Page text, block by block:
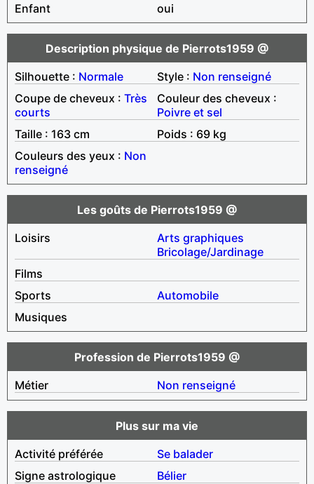
Enfant
oui
Description physique de Pierrots1959 @
Silhouette : Normale Style : Non renseigné
Coupe de cheveux : Très
courts
Couleur des cheveux :
Poivre et sel
Taille : 163 cm
Poids : 69 kg
Couleurs des yeux : Non
renseigné
Les goûts de Pierrots1959 @
Loisirs
Arts graphiques
Bricolage/Jardinage
Films
Sports
Automobile
Musiques
Profession de Pierrots1959 @
Métier
Non renseigné
Plus sur ma vie
Activité préférée
Se balader
Signe astrologique
Bélier